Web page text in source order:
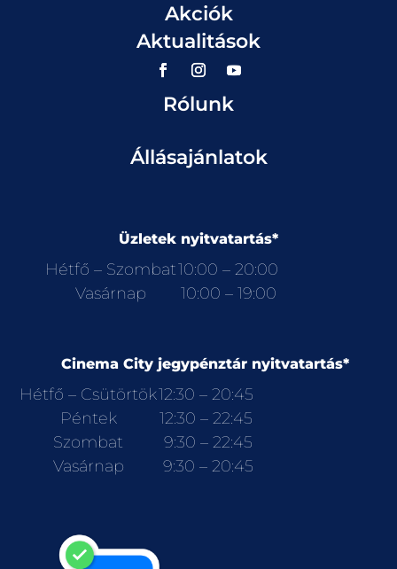
Akciók
Aktualitások
Rólunk
Állásajánlatok
Üzletek nyitvatartás*
Hétfő – Szombat10:00 – 20:00
Vasárnap
10:00 – 19:00
Cinema City jegypénztár nyitvatartás*
Hétfő – Csütörtök12:30 – 20:45
Péntek
12:30 – 22:45
Szombat
9:30 – 22:45
Vasárnap
9:30 – 20:45